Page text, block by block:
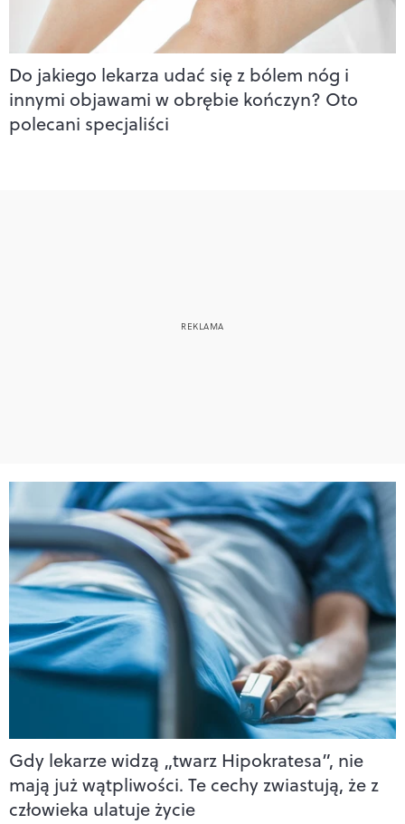
Do jakiego lekarza udać się z bólem nóg i
innymi objawami w obrębie kończyn? Oto
polecani specjaliści
Gdy lekarze widzą „twarz Hipokratesa”, nie
mają już wątpliwości. Te cechy zwiastują, że z
człowieka ulatuje życie